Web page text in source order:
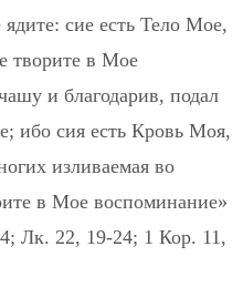
сие есть Тело Мое,
творите в Мое
и благодарив, подал
ибо сия есть Кровь Моя,
изливаемая во
в Мое воспоминание»
Лк. 22, 19-24; 1 Кор. 11,